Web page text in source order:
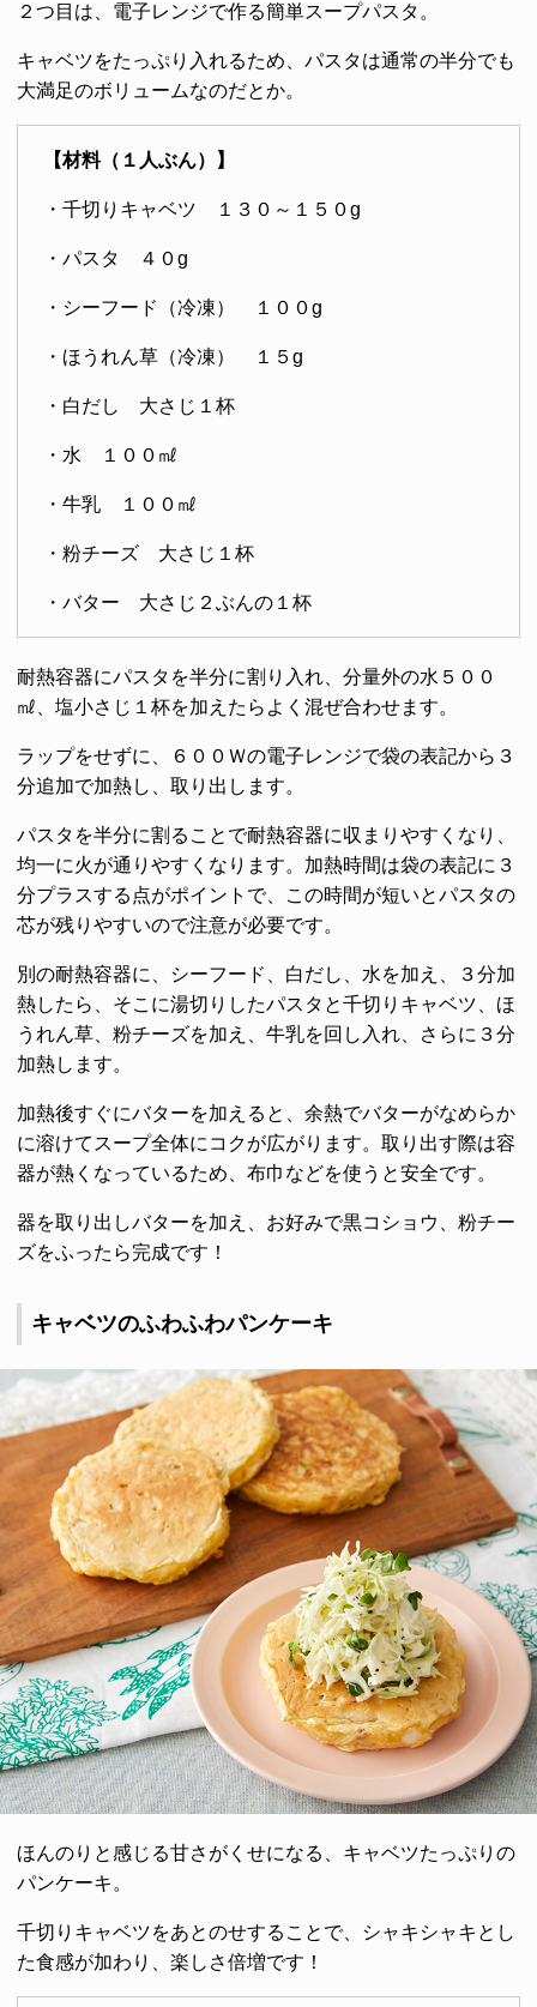
２つ目は、電子レンジで作る簡単スープパスタ。
キャベツをたっぷり入れるため、パスタは通常の半分でも
大満足のボリュームなのだとか。
【材料（１人ぶん）】
・千切りキャベツ １３０～１５０g
・パスタ ４０g
・シーフード（冷凍） １００g
・ほうれん草（冷凍） １５g
・白だし 大さじ１杯
・水 １００㎖
・牛乳 １００㎖
・粉チーズ 大さじ１杯
・バター 大さじ２ぶんの１杯
耐熱容器にパスタを半分に割り入れ、分量外の水５００
㎖、塩小さじ１杯を加えたらよく混ぜ合わせます。
ラップをせずに、６００Ｗの電子レンジで袋の表記から３
分追加で加熱し、取り出します。
パスタを半分に割ることで耐熱容器に収まりやすくなり、
均一に火が通りやすくなります。加熱時間は袋の表記に３
分プラスする点がポイントで、この時間が短いとパスタの
芯が残りやすいので注意が必要です。
別の耐熱容器に、シーフード、白だし、水を加え、３分加
熱したら、そこに湯切りしたパスタと千切りキャベツ、ほ
うれん草、粉チーズを加え、牛乳を回し入れ、さらに３分
加熱します。
加熱後すぐにバターを加えると、余熱でバターがなめらか
に溶けてスープ全体にコクが広がります。取り出す際は容
器が熱くなっているため、布巾などを使うと安全です。
器を取り出しバターを加え、お好みで黒コショウ、粉チー
ズをふったら完成です！
キャベツのふわふわパンケーキ
ほんのりと感じる甘さがくせになる、キャベツたっぷりの
パンケーキ。
千切りキャベツをあとのせすることで、シャキシャキとし
た食感が加わり、楽しさ倍増です！